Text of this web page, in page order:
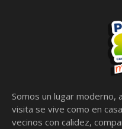
Somos un lugar moderno,
visita se vive como en
vecinos con calidez,